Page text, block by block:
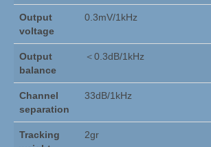
Genesis
Lindos producten
Rothwell
Output
voltage
0.3mV/1kHz
Output
balance
＜0.3dB/1kHz
Channel
separation
33dB/1kHz
Tracking
2gr